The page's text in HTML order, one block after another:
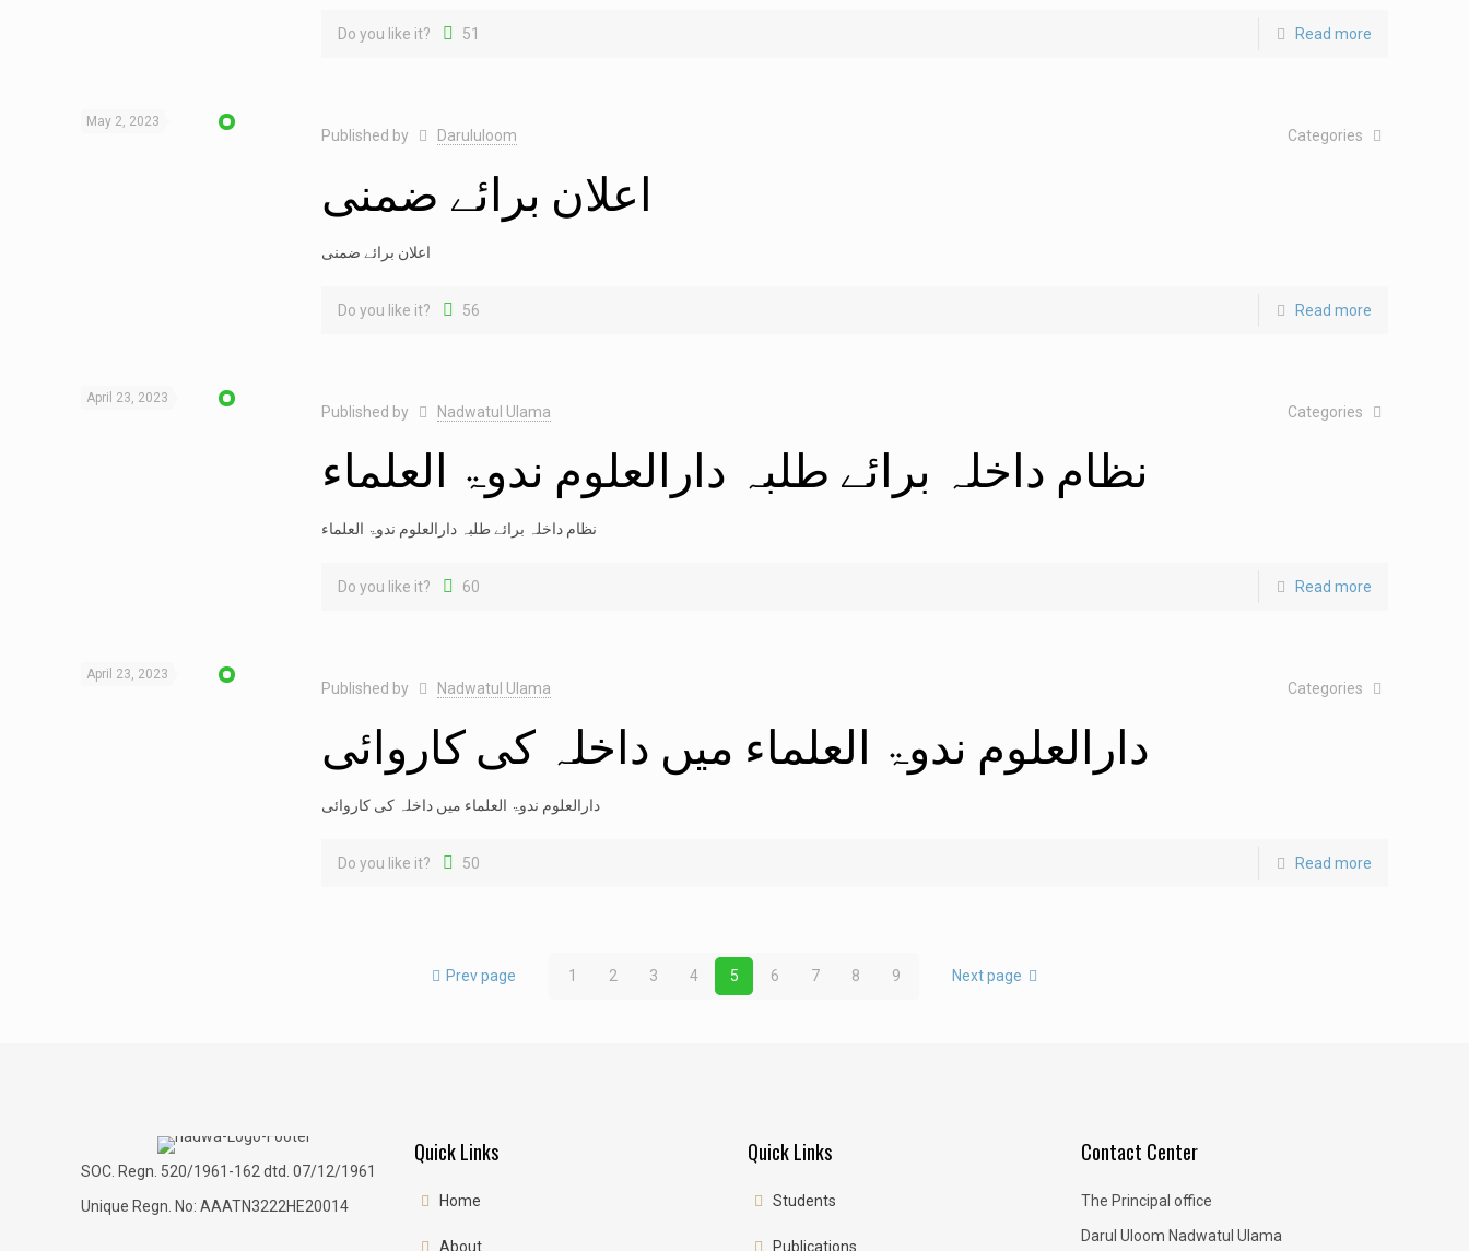
Do you like it? 51 Read more
May 2, 2023
Published by Darululoom Categories
اعلان برائے ضمنی
اعلان برائے ضمنی
Do you like it? 56 Read more
April 23, 2023
Published by Nadwatul Ulama Categories
نظام داخلہ برائے طلبہ دارالعلوم ندوۃ العلماء
نظام داخلہ برائے طلبہ دارالعلوم ندوۃ العلماء
Do you like it? 60 Read more
April 23, 2023
Published by Nadwatul Ulama Categories
دارالعلوم ندوۃ العلماء میں داخلہ کی کاروائی
دارالعلوم ندوۃ العلماء میں داخلہ کی کاروائی
Do you like it? 50 Read more
Prev page 1 2 3 4 5 6 7 8 9 Next page
SOC. Regn. 520/1961-162 dtd. 07/12/1961
Unique Regn. No: AAATN3222HE20014
Quick Links
Home
About
Quick Links
Students
Publications
Contact Center
The Principal office
Darul Uloom Nadwatul Ulama